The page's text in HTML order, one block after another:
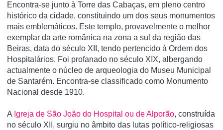
Encontra-se junto à Torre das Cabaças, em pleno centro
histórico da cidade, constituindo um dos seus monumentos
mais emblemáticos. Este templo, provavelmente o melhor
exemplar da arte românica na zona a sul da região das
Beiras, data do século XII, tendo pertencido à Ordem dos
Hospitalários. Foi profanado no século XIX, albergando
actualmente o núcleo de arqueologia do Museu Municipal
de Santarém. Encontra-se classificado como Monumento
Nacional desde 1910.
A Igreja de São João do Hospital ou de Alporão, construída
no século XII, surgiu no âmbito das lutas político-religiosas